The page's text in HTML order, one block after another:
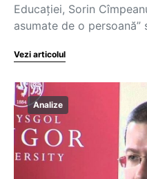
Educației, Sorin
asumate de o
Vezi articolul
Analize